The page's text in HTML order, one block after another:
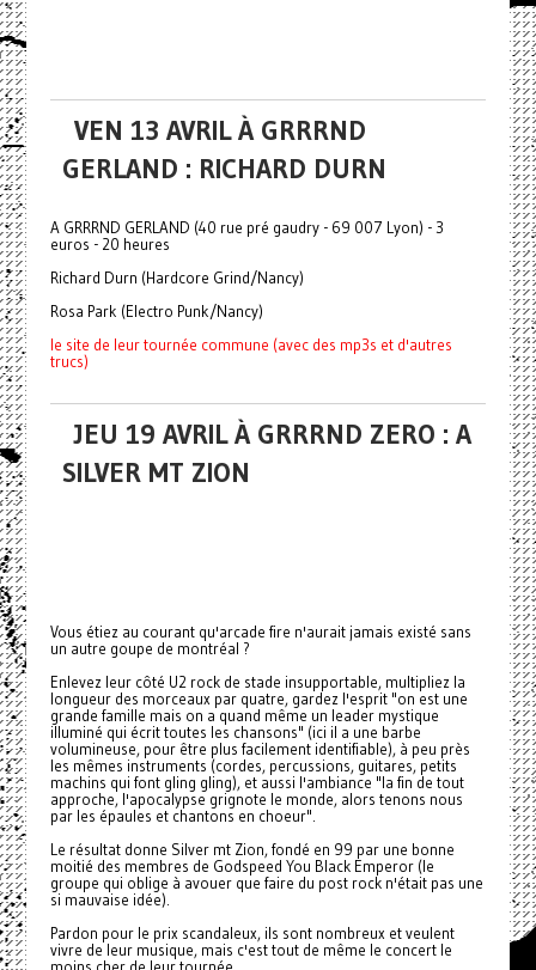
VEN 13 AVRIL À GRRRND
GERLAND : RICHARD DURN
A GRRRND GERLAND (40 rue pré gaudry - 69 007 Lyon) - 3
euros - 20 heures
Richard Durn (Hardcore Grind/Nancy)
Rosa Park (Electro Punk/Nancy)
le site de leur tournée commune (avec des mp3s et d'autres
trucs)
JEU 19 AVRIL À GRRRND ZERO : A
SILVER MT ZION
Vous étiez au courant qu'arcade fire n'aurait jamais existé sans
un autre goupe de montréal ?
Enlevez leur côté U2 rock de stade insupportable, multipliez la
longueur des morceaux par quatre, gardez l'esprit "on est une
grande famille mais on a quand même un leader mystique
illuminé qui écrit toutes les chansons" (ici il a une barbe
volumineuse, pour être plus facilement identifiable), à peu près
les mêmes instruments (cordes, percussions, guitares, petits
machins qui font gling gling), et aussi l'ambiance "la fin de tout
approche, l'apocalypse grignote le monde, alors tenons nous
par les épaules et chantons en choeur".
Le résultat donne Silver mt Zion, fondé en 99 par une bonne
moitié des membres de Godspeed You Black Emperor (le
groupe qui oblige à avouer que faire du post rock n'était pas une
si mauvaise idée).
Pardon pour le prix scandaleux, ils sont nombreux et veulent
vivre de leur musique, mais c'est tout de même le concert le